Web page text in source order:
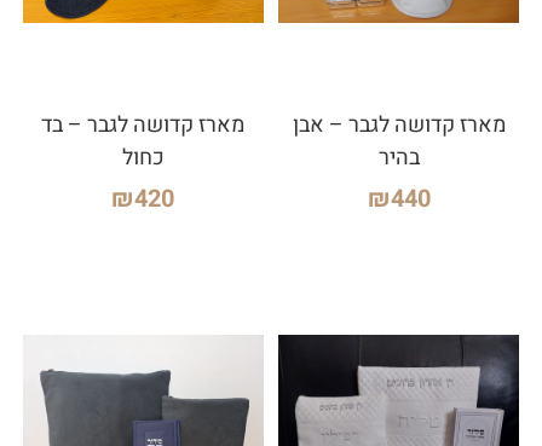
מארז קדושה לגבר – אבן
בהיר
₪440
מארז קדושה לגבר – בד
כחול
₪420